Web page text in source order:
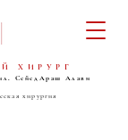
ХИРУРГ
Сейед Араш Алави
хирургия